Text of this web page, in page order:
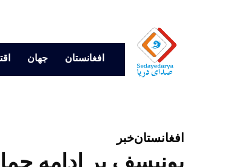
افغانستان جهان
افغانستانخبر
یونیسف بر ادامه